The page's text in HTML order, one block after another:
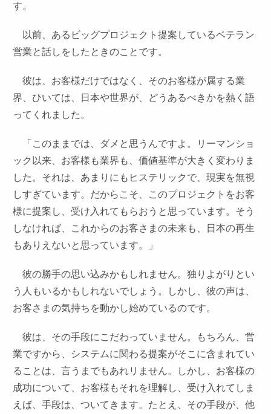
す。
以前、あるビッグプロジェクト提案しているベテラン
営業と話しをしたときのことです。
彼は、お客様だけではなく、そのお客様が属する業
界、ひいては、日本や世界が、どうあるべきかを熱く語
ってくれました。
「このままでは、ダメと思うんですよ。リーマンショ
ック以来、お客様も業界も、価値基準が大きく変わりま
した。それは、あまりにもヒステリックで、現実を無視
しすぎています。だからこそ、このプロジェクトをお客
様に提案し、受け入れてもらおうと思っています。そう
しなければ、これからのお客さまの未来も、日本の再生
もありえないと思っています。」
彼の勝手の思い込みかもしれません。独りよがりとい
う人もいるかもしれないでしょう。しかし、彼の声は、
お客さまの気持ちを動かし始めているのです。
彼は、その手段にこだわっていません。もちろん、営
業ですから、システムに関わる提案がそこに含まれてい
ることは、言うまでもあれリません。しかし、お客様の
成功について、お客様もそれを理解し、受け入れてしま
えば、手段は、ついてきます。たとえ、その手段が、他